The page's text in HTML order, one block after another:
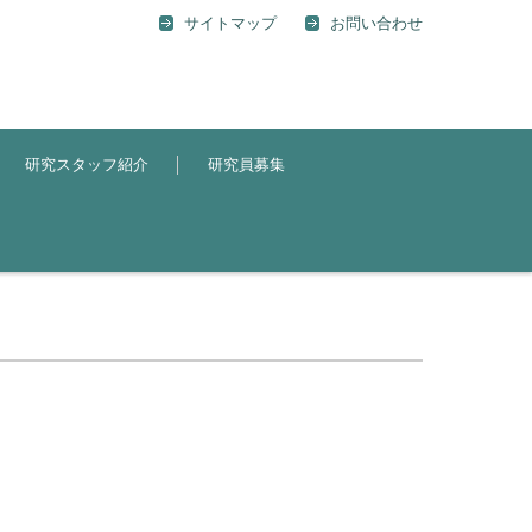
サイトマップ お問い合わせ
研究スタッフ紹介 研究員募集